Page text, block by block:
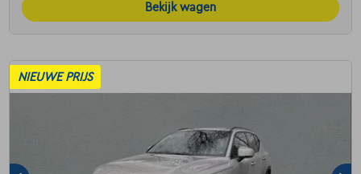
Bekijk wagen
NIEUWE PRIJS